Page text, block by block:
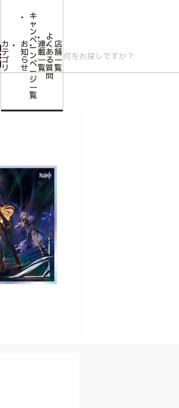
カ
テ
ゴ
リ
お
知
ら
せ
キ
ャ
ン
ペ
ー
ン
ペ
ー
ジ
一
覧
連
載
一
覧
よ
く
あ
る
質
問
店
舗
一
覧
原神 原神シリーズ アクリル色紙 燃ゆる運命の虹光